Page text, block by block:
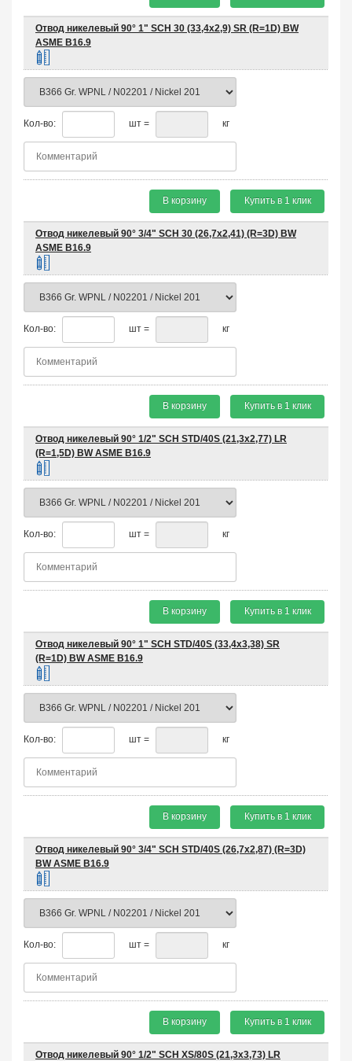
Отвод никелевый 90° 1" SCH 30 (33,4х2,9) SR (R=1D) BW
ASME B16.9
Кол-во: шт = кг
В корзину Купить в 1 клик
Отвод никелевый 90° 3/4" SCH 30 (26,7х2,41) (R=3D) BW
ASME B16.9
Кол-во: шт = кг
В корзину Купить в 1 клик
Отвод никелевый 90° 1/2" SCH STD/40S (21,3х2,77) LR
(R=1,5D) BW ASME B16.9
Кол-во: шт = кг
В корзину Купить в 1 клик
Отвод никелевый 90° 1" SCH STD/40S (33,4х3,38) SR
(R=1D) BW ASME B16.9
Кол-во: шт = кг
В корзину Купить в 1 клик
Отвод никелевый 90° 3/4" SCH STD/40S (26,7х2,87) (R=3D)
BW ASME B16.9
Кол-во: шт = кг
В корзину Купить в 1 клик
Отвод никелевый 90° 1/2" SCH XS/80S (21,3х3,73) LR